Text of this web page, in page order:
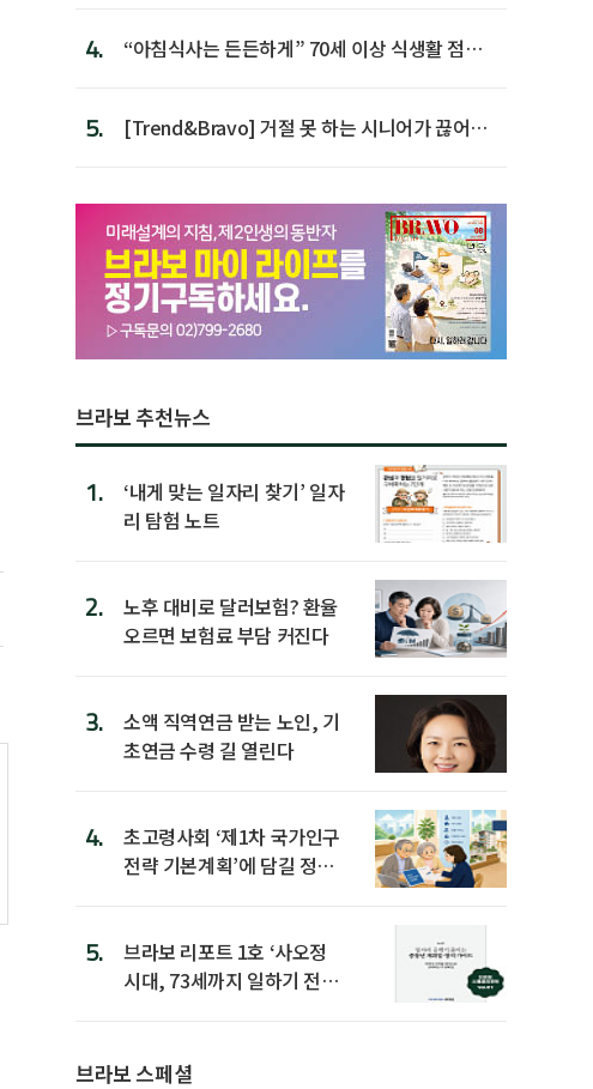
4.
“아침식사는 든든하게” 70세 이상 식생활 점수
5.
[Trend&Bravo] 거절 못 하는 시니어가 끊어야
브라보 추천뉴스
1.
‘내게 맞는 일자리 찾기’ 일자
리 탐험 노트
2.
노후 대비로 달러보험? 환율
오르면 보험료 부담 커진다
3.
소액 직역연금 받는 노인, 기
초연금 수령 길 열린다
4.
초고령사회 ‘제1차 국가인구
전략 기본계획’에 담길 정책
5.
브라보 리포트 1호 ‘사오정
시대, 73세까지 일하기 전략’
브라보 스페셜